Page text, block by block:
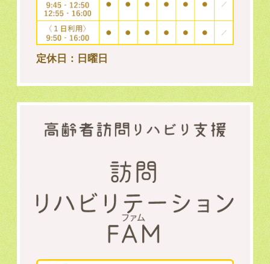
定休日：日曜日